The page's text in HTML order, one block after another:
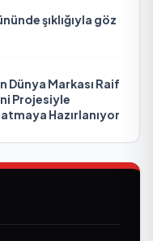
şıklığıyla göz
Dünya Markası Raif
Projesiyle
Hazırlanıyor